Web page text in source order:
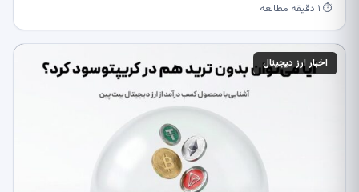
⏱ ۱ دقیقه مطالعه
اخبار ارز دیجیتال